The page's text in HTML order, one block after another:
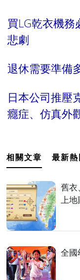
買LG乾衣機
悲劇
退休需要準備
日本公司推壓
癮症、仿真外
相關文章 最新
舊衣
上地
全國